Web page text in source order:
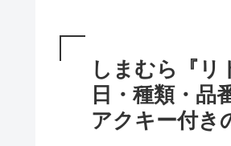
しまむら『リ
日・種類・品
アクキー付き